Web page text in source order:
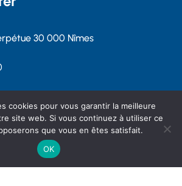
30 000 Nîmes
Institut Emmanuel d'Alzon Nîmes
cookies pour vous garantir la meilleure
site web. Si vous continuez à utiliser ce
que vous en êtes satisfait.
OK